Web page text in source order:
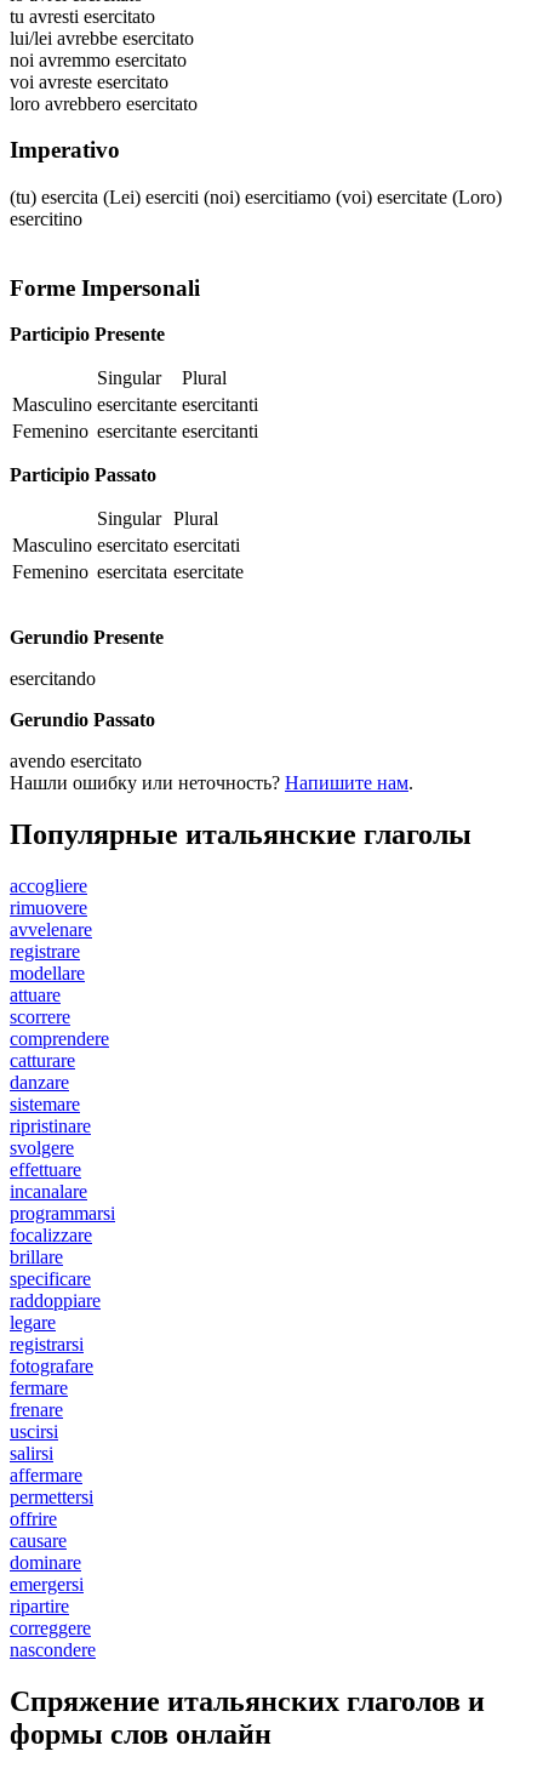
tu avresti esercitato
lui/lei avrebbe esercitato
noi avremmo esercitato
voi avreste esercitato
loro avrebbero esercitato
Imperativo
(tu) esercita (Lei) eserciti (noi) esercitiamo (voi) esercitate (Loro)
esercitino
Forme Impersonali
Participio Presente
Singular
Plural
Masculino esercitante esercitanti
Femenino esercitante esercitanti
Participio Passato
Singular Plural
Masculino esercitato esercitati
Femenino esercitata esercitate
Gerundio Presente
esercitando
Gerundio Passato
avendo esercitato
Нашли ошибку или неточность? Напишите нам.
Популярные итальянские глаголы
accogliere
rimuovere
avvelenare
registrare
modellare
attuare
scorrere
comprendere
catturare
danzare
sistemare
ripristinare
svolgere
effettuare
incanalare
programmarsi
focalizzare
brillare
specificare
raddoppiare
legare
registrarsi
fotografare
fermare
frenare
uscirsi
salirsi
affermare
permettersi
offrire
causare
dominare
emergersi
ripartire
correggere
nascondere
Спряжение итальянских глаголов и
формы слов онлайн